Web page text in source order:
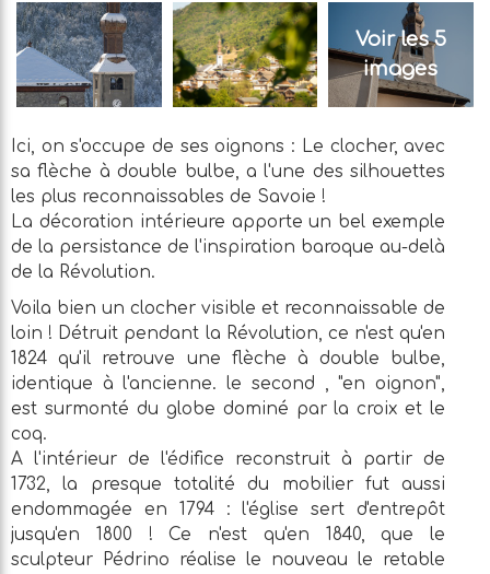
Voir les 5
images
Ici, on s'occupe de ses oignons : Le clocher, avec
sa flèche à double bulbe, a l'une des silhouettes
les plus reconnaissables de Savoie !
La décoration intérieure apporte un bel exemple
de la persistance de l'inspiration baroque au-delà
de la Révolution.
Voila bien un clocher visible et reconnaissable de
loin ! Détruit pendant la Révolution, ce n'est qu'en
1824 qu'il retrouve une flèche à double bulbe,
identique à l'ancienne. le second , "en oignon",
est surmonté du globe dominé par la croix et le
coq.
A l'intérieur de l'édifice reconstruit à partir de
1732, la presque totalité du mobilier fut aussi
endommagée en 1794 : l'église sert d'entrepôt
jusqu'en 1800 ! Ce n'est qu'en 1840, que le
sculpteur Pédrino réalise le nouveau le retable